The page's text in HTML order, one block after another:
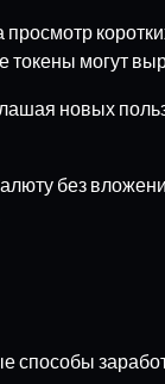
могут
новых
без
способы